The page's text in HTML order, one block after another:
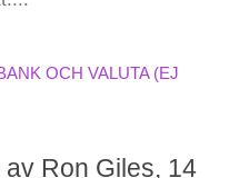
OCH VALUTA (EJ
Ron Giles, 14